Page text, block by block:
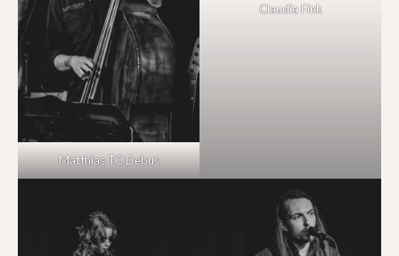
Matthias TC Debus
Claudia Fink